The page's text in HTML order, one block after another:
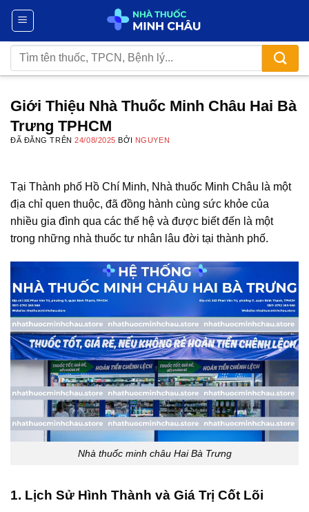
Chuyển
nội
dung
Tìm
kiếm:
Giới Thiệu Nhà Thuốc Minh Châu Hai Bà
Trưng TPHCM
ĐÃ ĐĂNG TRÊN24/08/2025 BỞI NGUYEN
Tại Thành phố Hồ Chí Minh, Nhà thuốc Minh Châu là một
địa chỉ quen thuộc, đã đồng hành cùng sức khỏe của
nhiều gia đình qua các thế hệ và được biết đến là một
trong những nhà thuốc tư nhân lâu đời tại thành phố.
Nhà thuốc minh châu Hai Bà Trưng
1. Lịch Sử Hình Thành và Giá Trị Cốt Lõi